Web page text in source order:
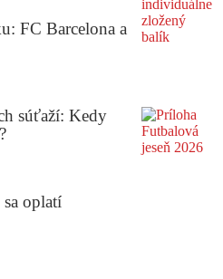
FC Barcelona a
súťaží: Kedy
oplatí